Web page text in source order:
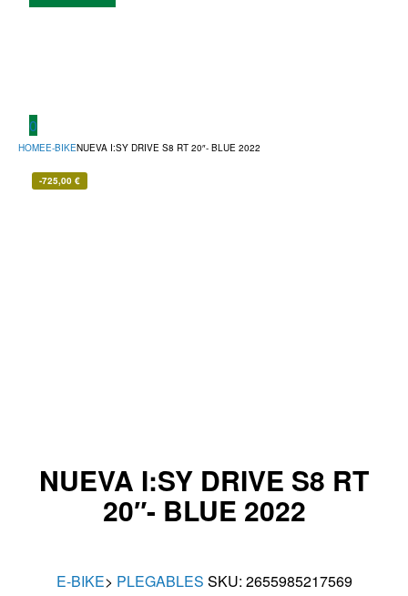
0
HOMEE-BIKENUEVA I:SY DRIVE S8 RT 20″- BLUE 2022
-725,00 €
NUEVA I:SY DRIVE S8 RT
20″- BLUE 2022
E-BIKE> PLEGABLES SKU: 2655985217569